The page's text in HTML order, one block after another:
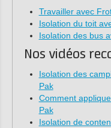
Travailler avec
Isolation du toit
Isolation des bus
Nos vidéos
Isolation des
Pak
Comment
Pak
Isolation de